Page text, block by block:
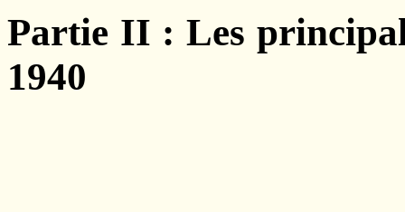
Partie II : Les
1940